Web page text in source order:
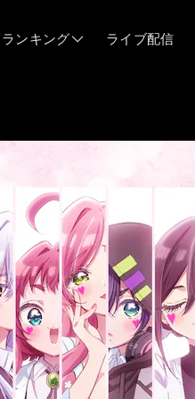
ランキング ライブ配信